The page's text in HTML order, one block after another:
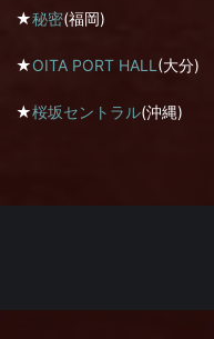
★秘密(福岡)
★OITA PORT HALL (大分)
★桜坂セントラル(沖縄)